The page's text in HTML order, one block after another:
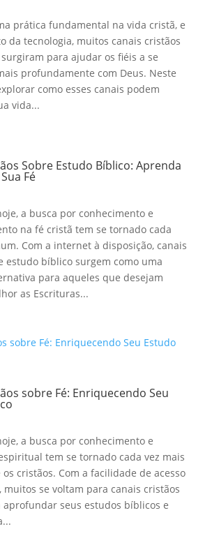
prática fundamental na vida cristã, e
da tecnologia, muitos canais cristãos
para ajudar os fiéis a se
profundamente com Deus. Neste
como esses canais podem
vida...
Sobre Estudo Bíblico: Aprenda
Fé
a busca por conhecimento e
na fé cristã tem se tornado cada
Com a internet à disposição, canais
estudo bíblico surgem como uma
para aqueles que desejam
as Escrituras...
sobre Fé: Enriquecendo Seu
a busca por conhecimento e
tem se tornado cada vez mais
cristãos. Com a facilidade de acesso
muitos se voltam para canais cristãos
aprofundar seus estudos bíblicos e